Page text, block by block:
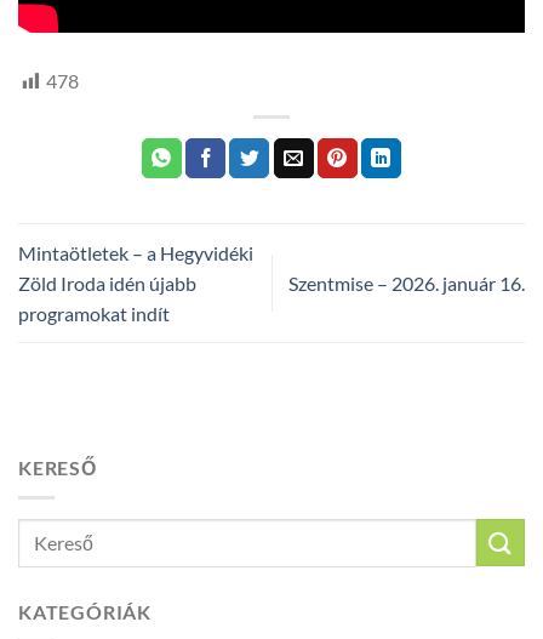
478
Mintaötletek – a Hegyvidéki
Zöld Iroda idén újabb
programokat indít
Szentmise – 2026. január 16.
KERESŐ
KATEGÓRIÁK